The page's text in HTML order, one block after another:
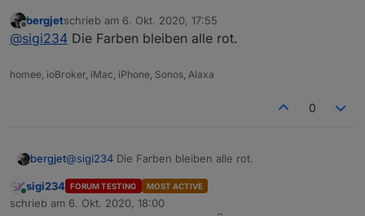
var zusatzRegionen=
Offline
bergjetschrieb am 6. Okt. 2020, 17:55
zuletzt editiert von
@sigi234 Die Farben bleiben alle rot.
homee, ioBroker, iMac, iPhone, Sonos, Alaxa
0
bergjet@sigi234 Die Farben bleiben alle rot.
Online
sigi234 FORUM TESTING MOST ACTIVE
schrieb am 6. Okt. 2020, 18:00
zuletzt editiert von